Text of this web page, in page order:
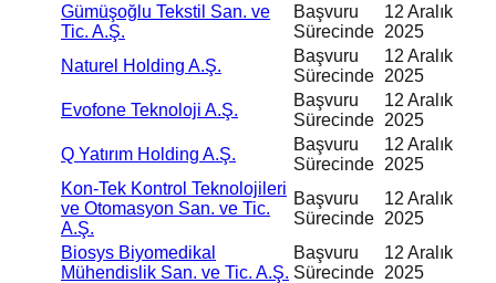
Gümüşoğlu Tekstil San. ve
Tic. A.Ş.
Başvuru
Sürecinde
12 Aralık
2025
Naturel Holding A.Ş.
Başvuru
Sürecinde
12 Aralık
2025
Evofone Teknoloji A.Ş.
Başvuru
Sürecinde
12 Aralık
2025
Q Yatırım Holding A.Ş.
Başvuru
Sürecinde
12 Aralık
2025
Kon-Tek Kontrol Teknolojileri
ve Otomasyon San. ve Tic.
A.Ş.
Başvuru
Sürecinde
12 Aralık
2025
Biosys Biyomedikal
Mühendislik San. ve Tic. A.Ş.
Başvuru
Sürecinde
12 Aralık
2025